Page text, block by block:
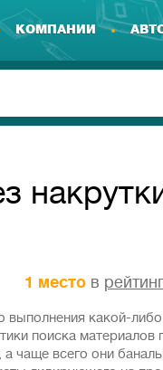
КОМПАНИИ
1 место в
выполнения какой-
поиска материалов
чаще всего они